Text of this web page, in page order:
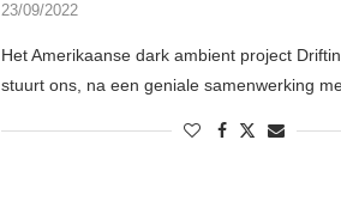
23/09/2022
Het Amerikaanse dark ambient project
stuurt ons, na een geniale samenwerking